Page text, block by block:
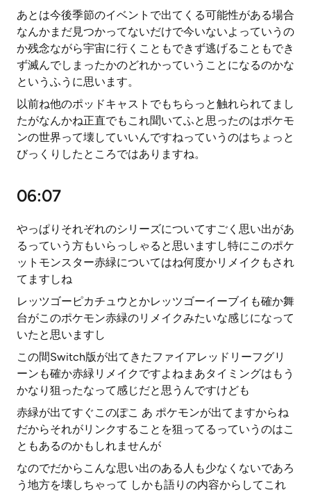
あとは今後季節のイベントで出てくる可能性がある場合
なんかまだ見つかってないだけで今いないよっていうの
か残念ながら宇宙に行くこともできず逃げることもでき
ず滅んでしまったかのどれかっていうことになるのかな
というふうに思います。
以前ね他のポッドキャストでもちらっと触れられてまし
たがなんかね正直でもこれ聞いてふと思ったのはポケモ
ンの世界って壊していいんですねっていうのはちょっと
びっくりしたところではありますね。
06:07
やっぱりそれぞれのシリーズについてすごく思い出があ
るっていう方もいらっしゃると思いますし特にこのポケ
ットモンスター赤緑についてはね何度かリメイクもされ
てますしね
レッツゴーピカチュウとかレッツゴーイーブイも確か舞
台がこのポケモン赤緑のリメイクみたいな感じになって
いたと思いますし
この間Switch版が出てきたファイアレッドリーフグリ
ーンも確か赤緑リメイクですよねまあタイミングはもう
かなり狙ったなって感じだと思うんですけども
赤緑が出てすぐこのぽこ あ ポケモンが出てますからね
だからそれがリンクすることを狙ってるっていうのはこ
ともあるのかもしれませんが
なのでだからこんな思い出のある人も少なくないであろ
う地方を壊しちゃって しかも語りの内容からしてこれ